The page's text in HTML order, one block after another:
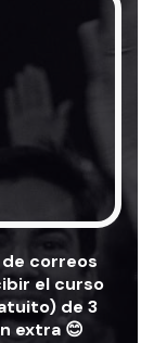
de correos
el curso
de 3
extra 😊